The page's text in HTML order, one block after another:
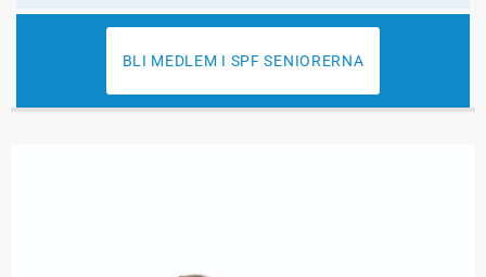
BLI MEDLEM I SPF SENIORERNA